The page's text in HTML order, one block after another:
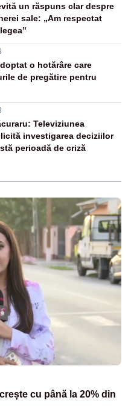
un răspuns clar despre
sale: „Am respectat
o hotărâre care
de pregătire pentru
Televiziunea
investigarea deciziilor
perioadă de criză
cu până la 20% din